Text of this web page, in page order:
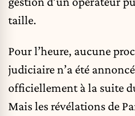
taille.
Pour l’heure, aucune
judiciaire n’a été
officiellement à la suite
Mais les révélations de